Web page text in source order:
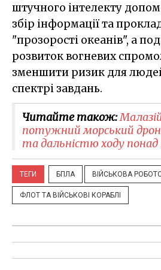
штучного інтелекту
збір інформації та
"прозорості океанів", а
розвиток вогневих
зменшити ризик для
спектрі завдань.
Читайте також:
потужний морський
та дальністю ходу понад
ТЕГИ БПЛА ВІЙСЬКОВА
ФЛОТ ТА ВІЙСЬКОВІ КОРАБЛІ